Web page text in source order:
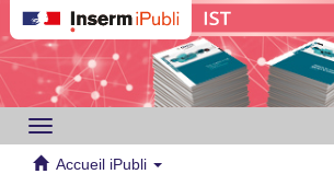
Toggle
navigation
Accueil iPubli